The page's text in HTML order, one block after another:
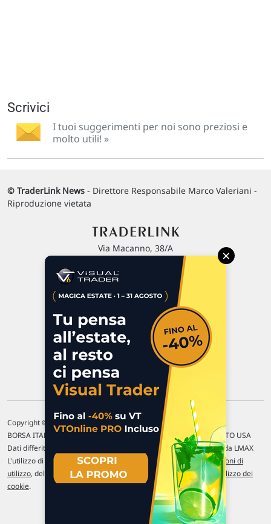
Scrivici
I tuoi suggerimenti per noi sono preziosi e
molto utili! »
© TraderLink News - Direttore Responsabile Marco Valeriani -
Riproduzione vietata
Via Macanno, 38/A
P.IVA 02 452 460 401
Commenti e segnalazioni
Contattaci
Copyright © 1996-2026 Traderlink Italia s.r.l.
BORSA ITALIANA Quotazioni di borsa differite di 15 min. / MERCATO USA
Dati differiti di 15 min. (fonte Intrinio) / FOREX Quotazioni fornite da LMAX
L'utilizzo di questo sito implica l'accettazione delle nostre Condizioni di
utilizzo, del Disclaimer MAR, dellePolitiche sulla privacye dell' Utilizzo dei
cookie.
×